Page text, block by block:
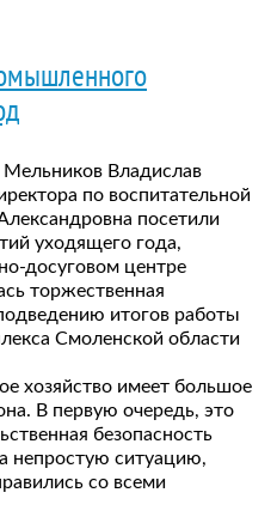
Владислав
по воспитательной
посетили
уходящего года,
досуговом центре
торжественная
итогов работы
Смоленской области
хозяйство имеет большое
В первую очередь, это
безопасность
непростую ситуацию,
со всеми